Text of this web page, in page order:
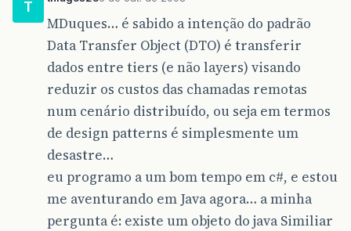
T
MDuques… é sabido a intenção do padrão
Data Transfer Object (DTO) é transferir
dados entre tiers (e não layers) visando
reduzir os custos das chamadas remotas
num cenário distribuído, ou seja em termos
de design patterns é simplesmente um
desastre…
eu programo a um bom tempo em c#, e estou
me aventurando em Java agora… a minha
pergunta é: existe um objeto do java Similiar